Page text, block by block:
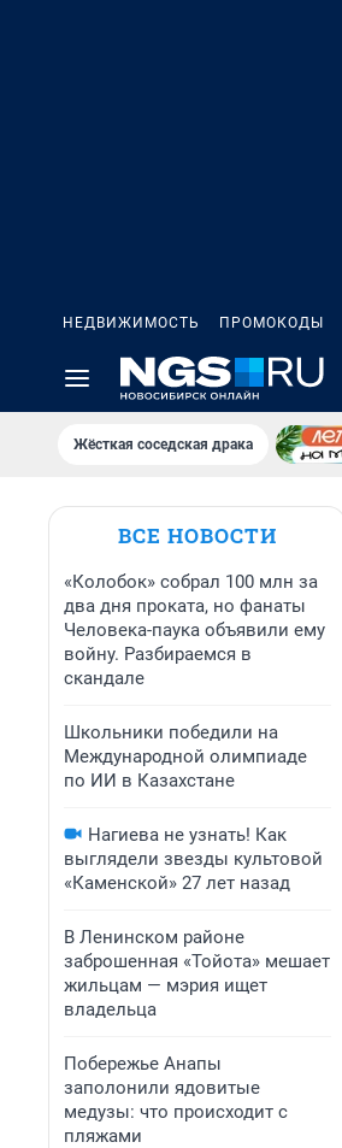
НЕДВИЖИМОСТЬ ПРОМОКОДЫ
Жёсткая соседская драка
ВСЕ НОВОСТИ
«Колобок» собрал 100 млн за
два дня проката, но фанаты
Человека-паука объявили ему
войну. Разбираемся в
скандале
Школьники победили на
Международной олимпиаде
по ИИ в Казахстане
Нагиева не узнать! Как
выглядели звезды культовой
«Каменской» 27 лет назад
В Ленинском районе
заброшенная «Тойота» мешает
жильцам — мэрия ищет
владельца
Побережье Анапы
заполонили ядовитые
медузы: что происходит с
пляжами